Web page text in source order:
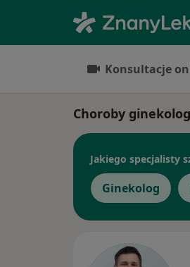
Konsultacje
Choroby
Jakiego specjalisty
Ginekolog